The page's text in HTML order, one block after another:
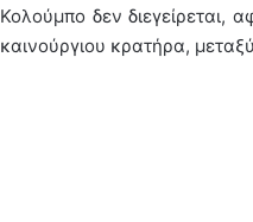
Κολούμπο δεν διεγείρεται,
καινούργιου κρατήρα,